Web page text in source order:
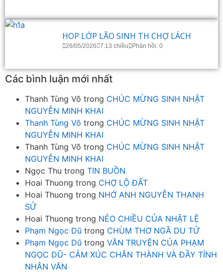
HOP LỚP LÃO SINH TH CHỢ LÁCH
26/05/2026 7:13 chiều Phản hồi: 0
Các bình luận mới nhất
Thanh Tùng Võ trong CHÚC MỪNG SINH NHẬT
NGUYỄN MINH KHAI
Thanh Tùng Võ trong CHÚC MỪNG SINH NHẬT
NGUYỄN MINH KHAI
Thanh Tùng Võ trong CHÚC MỪNG SINH NHẬT
NGUYỄN MINH KHAI
Ngọc Thu trong TIN BUỒN
Hoai Thuong trong CHỢ LỘ ĐẤT
Hoai Thuong trong NHỚ ANH NGUYỄN THANH
SỬ
Hoai Thuong trong NẺO CHIỀU CỦA NHẬT LỆ
Phạm Ngọc Dũ trong CHÙM THƠ NGÃ DU TỬ
Phạm Ngọc Dũ trong VĂN TRUYỆN CỦA PHẠM
NGỌC DŨ- CẢM XÚC CHÂN THÀNH VÀ ĐẦY TÍNH
NHÂN VĂN